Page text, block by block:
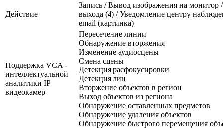
Действие
Запись / Вывод изображения на монитор
выхода (4) / Уведомление центру
email (картинка)
Поддержка VCA -
интеллектуальной
аналитики IP
видеокамер
Пересечение линии
Обнаружение вторжения
Изменение аудиосцены
Смена сцены
Детекция расфокусировки
Детекция лиц
Вторжение объектов в регион
Выход объектов из региона
Обнаружение оставленных предметов
Обнаружение удаления объектов
Обнаружение быстрого перемещения